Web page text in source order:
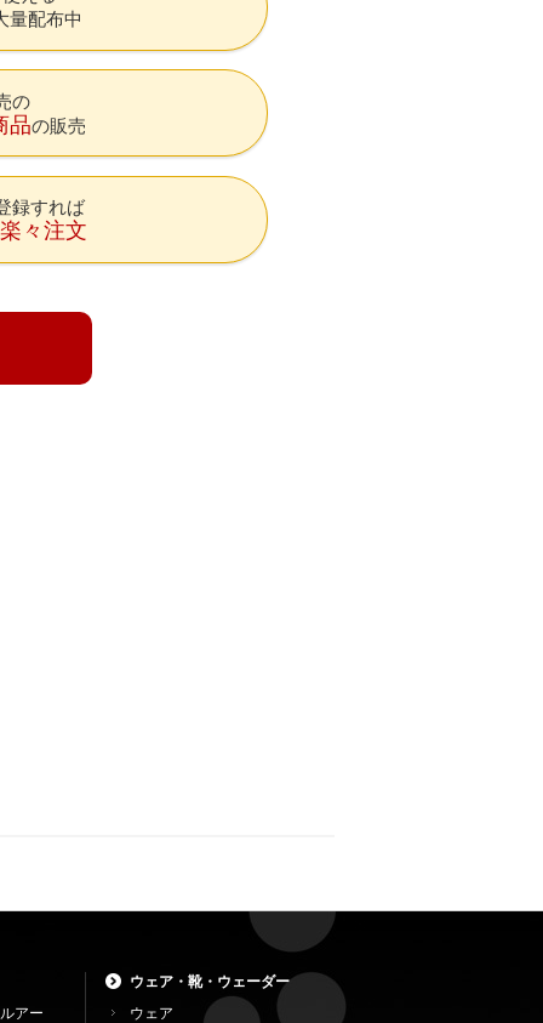
量配布中
の
品の販売
録すれば
々注文
アー
ウェア・靴・ウェーダー
ウェア